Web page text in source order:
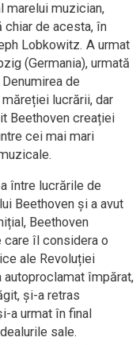
marelui muzician,
de acesta, în
Lobkowitz. A urmat
(Germania), urmată
de
lucrării, dar
Beethoven creației
cei mai mari
între lucrările de
Beethoven și a avut
Beethoven
care îl considera o
ale Revoluției
autoproclamat împărat,
și-a retras
a urmat în final
sale.